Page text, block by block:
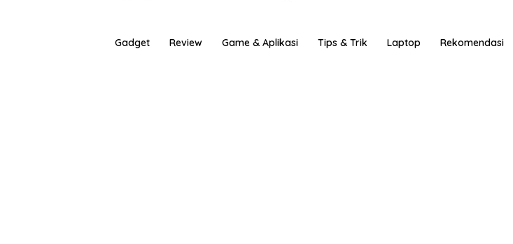
Gadget Review Game & Aplikasi Tips & Trik Laptop Rekomendasi